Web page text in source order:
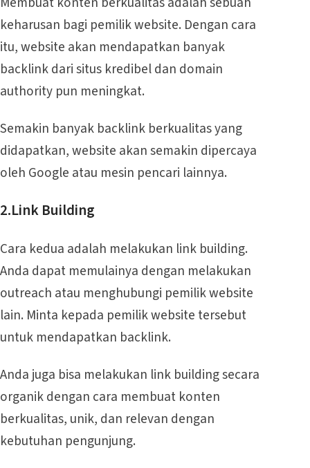
keharusan bagi pemilik website. Dengan cara
itu, website akan mendapatkan banyak
backlink dari situs kredibel dan domain
authority pun meningkat.
Semakin banyak backlink berkualitas yang
didapatkan, website akan semakin dipercaya
oleh Google atau mesin pencari lainnya.
2.Link Building
Cara kedua adalah melakukan link building.
Anda dapat memulainya dengan melakukan
outreach atau menghubungi pemilik website
lain. Minta kepada pemilik website tersebut
untuk mendapatkan backlink.
Anda juga bisa melakukan link building secara
organik dengan cara membuat konten
berkualitas, unik, dan relevan dengan
kebutuhan pengunjung.